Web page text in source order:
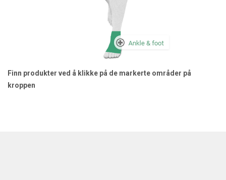
Finn produkter ved å klikke på de markerte områder på
kroppen